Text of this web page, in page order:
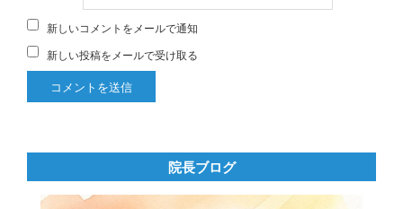
新しいコメントをメールで通知
新しい投稿をメールで受け取る
院長ブログ